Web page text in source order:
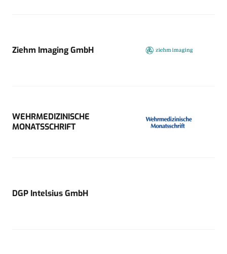
Ziehm Imaging GmbH
WEHRMEDIZINISCHE
MONATSSCHRIFT
DGP Intelsius GmbH